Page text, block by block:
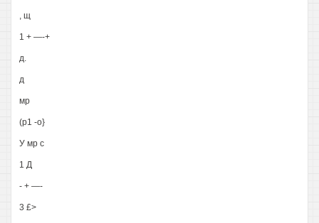
, щ
1 + —-+
д.
д
мр
(р1 -о}
У мр с
1 Д
- + —-
3 £>